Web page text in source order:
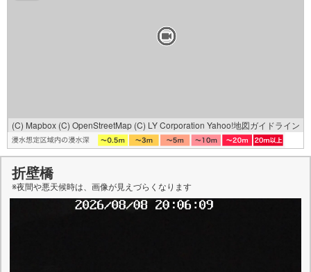
(C) Mapbox (C) OpenStreetMap (C) LY Corporation Yahoo!地図ガイドライン
折壁橋
※夜間や悪天候時は、 画像が見えづらくなります